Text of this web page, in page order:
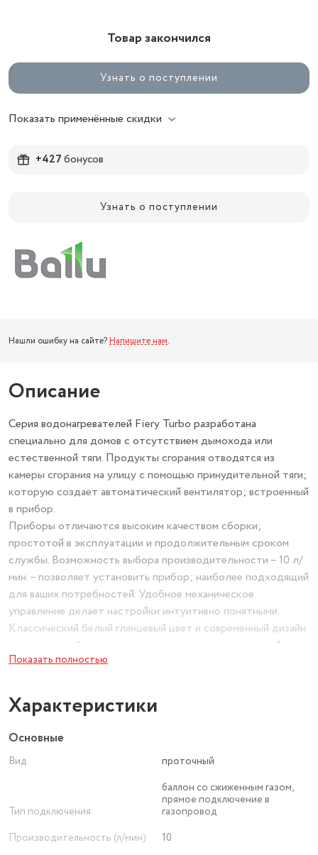
Товар закончился
Узнать о поступлении
Показать применённые скидки
+427бонусов
Узнать о поступлении
Нашли ошибку на сайте? Напишите нам.
Описание
Серия водонагревателей Fiery Turbo разработана
специально для домов с отсутствием дымохода или
естественной тяги. Продукты сгорания отводятся из
камеры сгорания на улицу с помощью принудительной тяги;
которую создает автоматический вентилятор; встроенный
в прибор.
Приборы отличаются высоким качеством сборки;
простотой в эксплуатации и продолжительным сроком
службы. Возможность выбора производительности – 10 л/
мин. – позволяет установить прибор; наиболее подходящий
для ваших потребностей. Удобное механическое
управление делает настройки интуитивно понятными.
Классический белый глянцевый цвет и современный дизайн
позволят прибору органично вписаться в интерьерный
стиль любого помещения; делая его естественной частью
ихая работа
Мы позаботились об этом и предусмотрели уникальную
конструкцию горелки и ГВУ; благодаря этому колонка
Информационный LED-дисплей
Наличие современного цифрового дисплея позволяет
контролировать точность нагрева воды до 1 °С. Благодаря
ему вы всегда сможете видеть и регулировать уровень
нагрева; поддерживая необходимый вам комфорт.
Показать полностью
Характеристики
Основные
Вид проточный
Тип подключения
баллон со сжиженным газом,
прямое подключение в
газопровод
Производительность (л/мин)
10